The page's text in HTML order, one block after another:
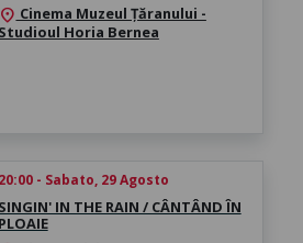
location_on Cinema Muzeul Țăranului -
Studioul Horia Bernea
20:00 - Sabato, 29 Agosto
SINGIN' IN THE RAIN / CÂNTÂND ÎN
PLOAIE